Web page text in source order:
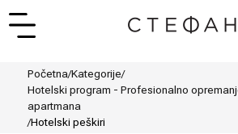
Početna/Kategorije/
Hotelski program - Profesionalno
apartmana
/Hotelski peškiri